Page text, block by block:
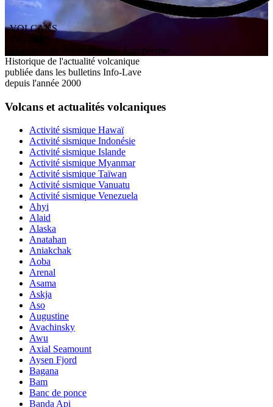
VOLCANS
ssociation V olcanologiqueEuropéenne
Historique de l'actualité volcanique
publiée dans les bulletins Info-Lave
depuis l'année 2000
Volcans et actualités volcaniques
Activité sismique Hawaï
Activité sismique Indonésie
Activité sismique Islande
Activité sismique Myanmar
Activité sismique Taïwan
Activité sismique Vanuatu
Activité sismique Venezuela
Ahyi
Alaid
Alaska
Anatahan
Aniakchak
Aoba
Arenal
Asama
Askja
Aso
Augustine
Avachinsky
Awu
Axial Seamount
Aysen Fjord
Bagana
Bam
Banc de ponce
Banda Api